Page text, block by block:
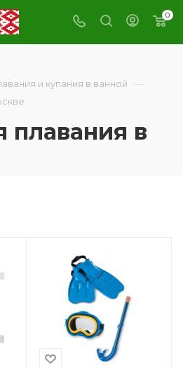
0
и купания в ванной —
плавания в